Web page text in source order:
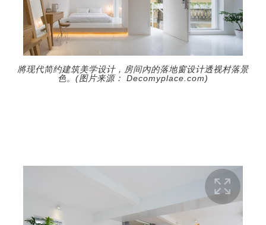
將现代简约建筑美学设计，房间內的落地窗设计透视村落景
色。(图片来源： Decomyplace.com)